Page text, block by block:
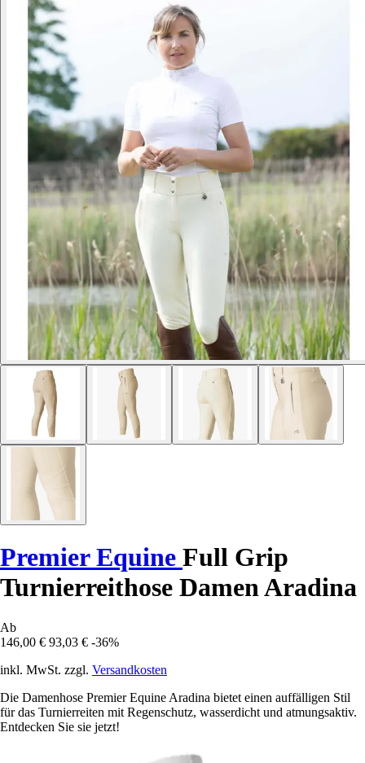
Premier Equine Full Grip
Turnierreithose Damen Aradina
Ab
146,00 € 93,03 € -36%
inkl. MwSt. zzgl. Versandkosten
Die Damenhose Premier Equine Aradina bietet einen auffälligen Stil
für das Turnierreiten mit Regenschutz, wasserdicht und atmungsaktiv.
Entdecken Sie sie jetzt!